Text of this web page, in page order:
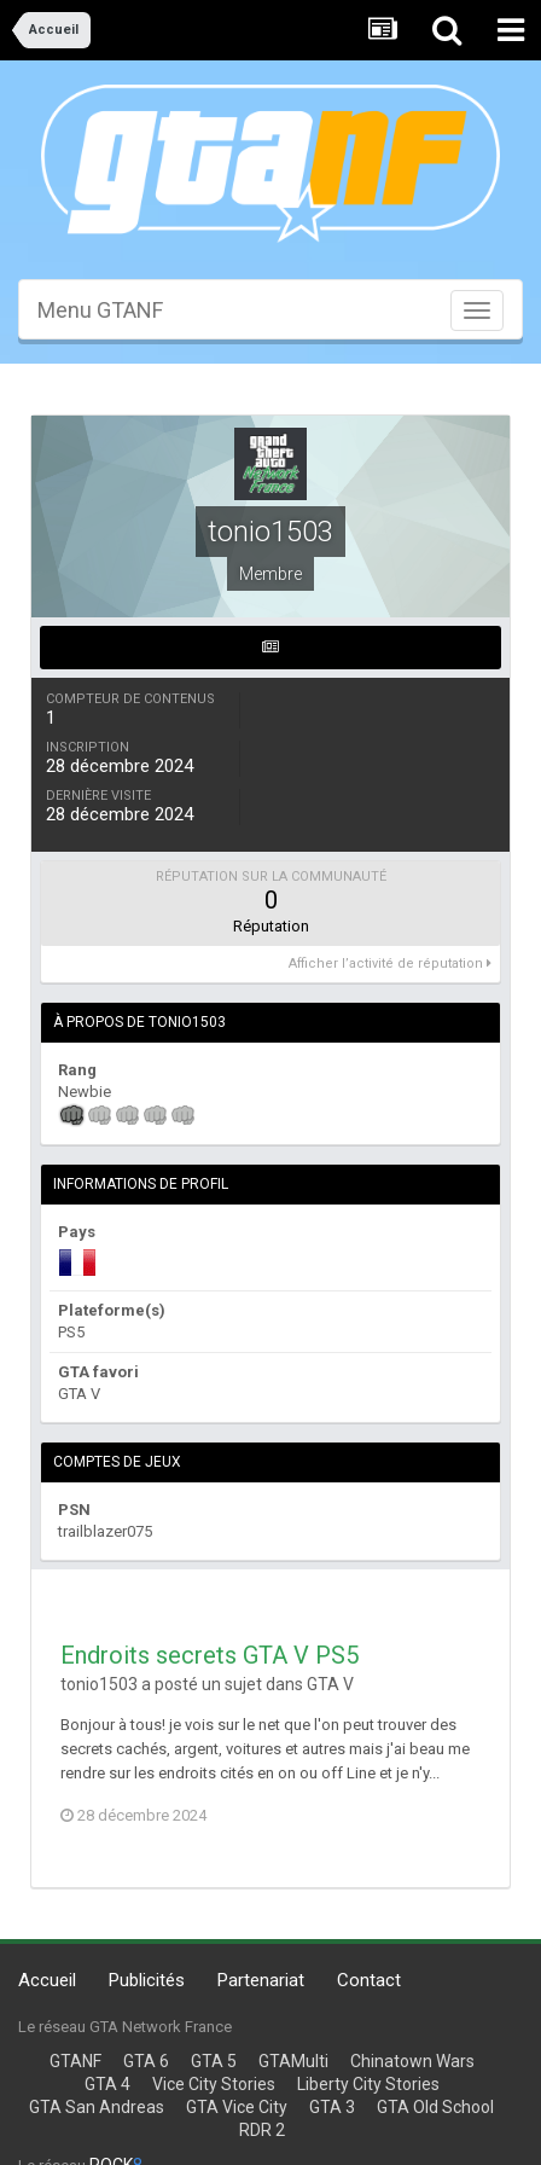
Accueil
Toggle
Menu GTANF
tonio1503
Membre
COMPTEUR DE CONTENUS
1
INSCRIPTION
28 décembre 2024
DERNIÈRE VISITE
28 décembre 2024
RÉPUTATION SUR LA COMMUNAUTÉ
0
Réputation
Afficher l’activité de réputation
À PROPOS DE TONIO1503
Rang
Newbie
INFORMATIONS DE PROFIL
Pays
Plateforme(s)
PS5
GTA favori
GTA V
COMPTES DE JEUX
PSN
trailblazer075
Endroits secrets GTA V PS5
tonio1503 a posté un sujet dans GTA V
Bonjour à tous! je vois sur le net que l'on peut trouver des
secrets cachés, argent, voitures et autres mais j'ai beau me
rendre sur les endroits cités en on ou off Line et je n'y...
28 décembre 2024
Accueil Publicités Partenariat Contact
Le réseau GTA Network France
GTANF GTA 6 GTA 5 GTAMulti
Chinatown Wars
GTA 4
Vice City Stories
Liberty City Stories
GTA San Andreas
GTA Vice City GTA 3
GTA Old School
RDR 2